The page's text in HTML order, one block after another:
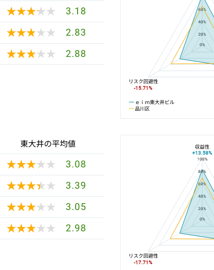
★★★★★
★★★★★ 3.18
★★★★★
★★★★★ 2.83
★★★★★
★★★★★ 2.88
60%
40%
20%
0%
ｅｉｍ東大井ビル
品川区
リスク回避性
-15.71%
東大井の平均値
★★★★★
★★★★★ 3.08
★★★★★
★★★★★ 3.39
★★★★★
★★★★★ 3.05
★★★★★
★★★★★ 2.98
ｅｉｍ東大井ビルと東大井の平均値の総合評価の比較
100%
80%
60%
40%
20%
0%
収益性
+13.58%
リスク回避性
-17.71%